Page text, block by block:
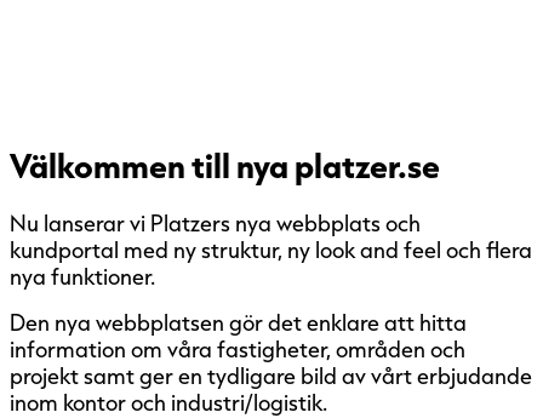
Välkommen till nya platzer.se
Nu lanserar vi Platzers nya webbplats och
kundportal med ny struktur, ny look and feel och flera
nya funktioner.
Den nya webbplatsen gör det enklare att hitta
information om våra fastigheter, områden och
projekt samt ger en tydligare bild av vårt erbjudande
inom kontor och industri/logistik.